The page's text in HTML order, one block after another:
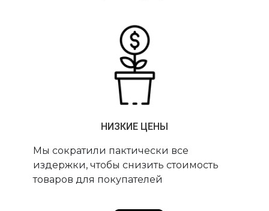
НИЗКИЕ ЦЕНЫ
Мы сократили пактически все
издержки, чтобы снизить стоимость
товаров для покупателей